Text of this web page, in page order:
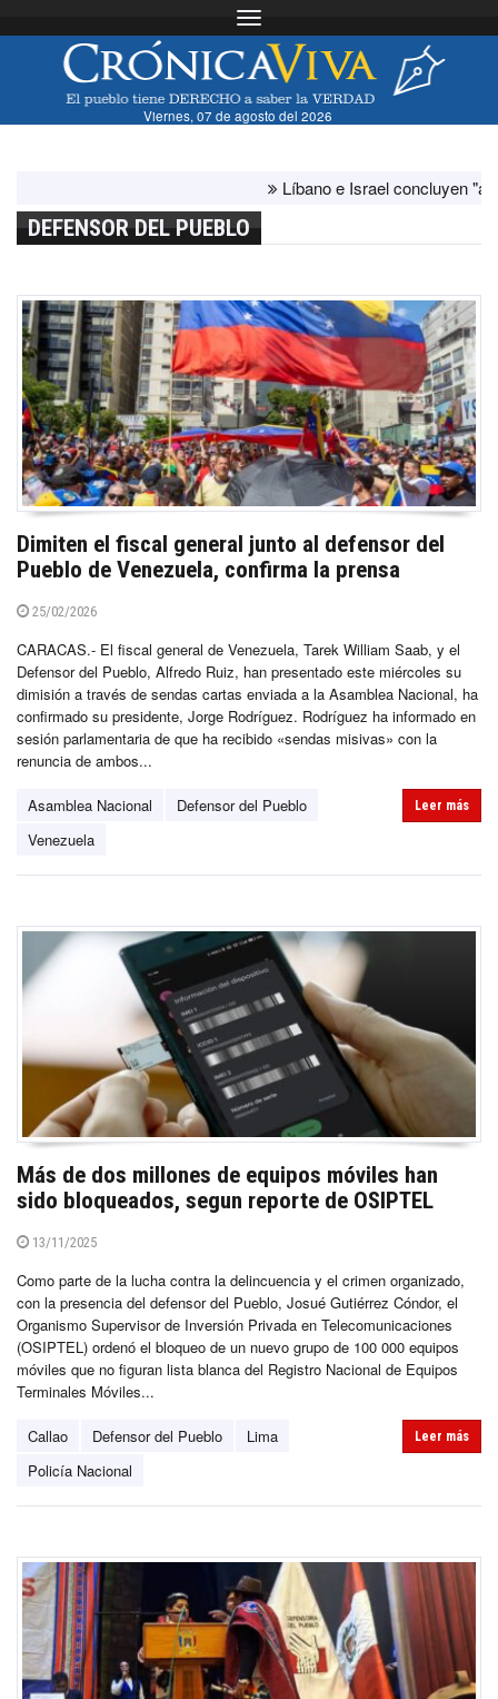
Toggle navigation
Viernes, 07 de agosto del 2026
Líbano e Israel concluyen "antes
DEFENSOR DEL PUEBLO
Dimiten el fiscal general junto al defensor del
Pueblo de Venezuela, confirma la prensa
25/02/2026
CARACAS.- El fiscal general de Venezuela, Tarek William Saab, y el
Defensor del Pueblo, Alfredo Ruiz, han presentado este miércoles su
dimisión a través de sendas cartas enviada a la Asamblea Nacional, ha
confirmado su presidente, Jorge Rodríguez. Rodríguez ha informado en
sesión parlamentaria de que ha recibido «sendas misivas» con la
renuncia de ambos...
Asamblea Nacional
Defensor del Pueblo
Venezuela
Leer más
Más de dos millones de equipos móviles han
sido bloqueados, segun reporte de OSIPTEL
13/11/2025
Como parte de la lucha contra la delincuencia y el crimen organizado,
con la presencia del defensor del Pueblo, Josué Gutiérrez Cóndor, el
Organismo Supervisor de Inversión Privada en Telecomunicaciones
(OSIPTEL) ordenó el bloqueo de un nuevo grupo de 100 000 equipos
móviles que no figuran lista blanca del Registro Nacional de Equipos
Terminales Móviles...
Callao Defensor del Pueblo
Lima
Policía Nacional
Leer más